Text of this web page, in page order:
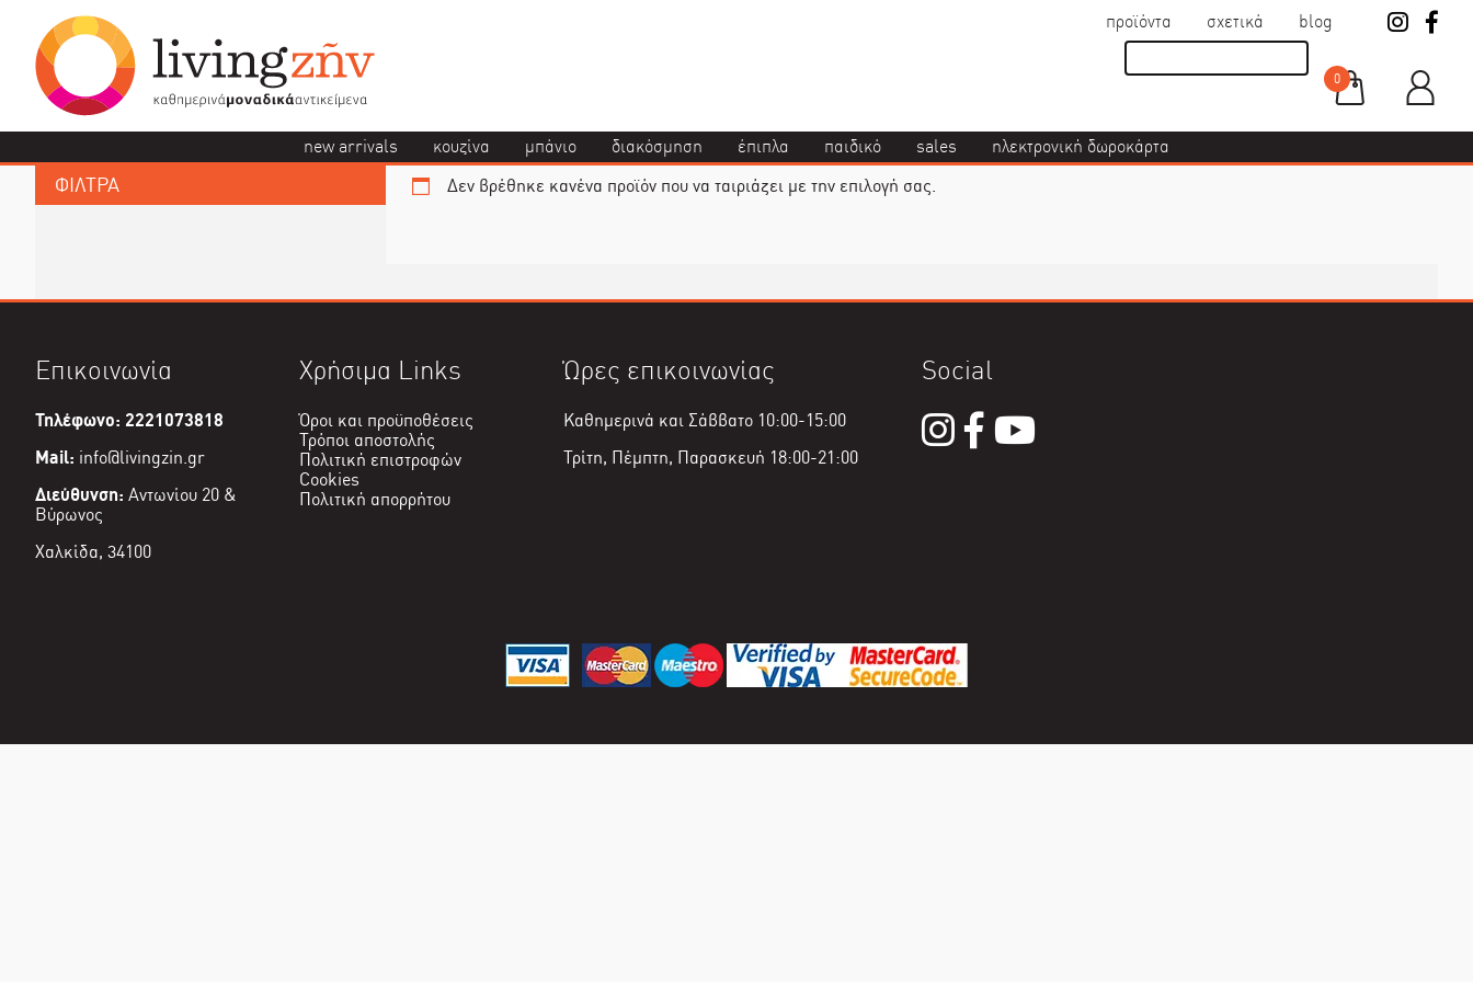
προϊόντα σχετικά blog
0
new arrivals κουζίνα μπάνιο διακόσμηση έπιπλα παιδικό sales ηλεκτρονική δωροκάρτα
ΦΙΛΤΡΑ Δεν βρέθηκε κανένα προϊόν που να ταιριάζει με την επιλογή σας.
Επικοινωνία
Τηλέφωνο: 2221073818
Mail: info@livingzin.gr
Διεύθυνση: Αντωνίου 20 &
Βύρωνος
Χαλκίδα, 34100
Χρήσιμα Links
Όροι και προϋποθέσεις
Τρόποι αποστολής
Πολιτική επιστροφών
Cookies
Πολιτική απορρήτου
Ώρες επικοινωνίας
Καθημερινά και Σάββατο 10:00-15:00
Τρίτη, Πέμπτη, Παρασκευή 18:00-21:00
Social